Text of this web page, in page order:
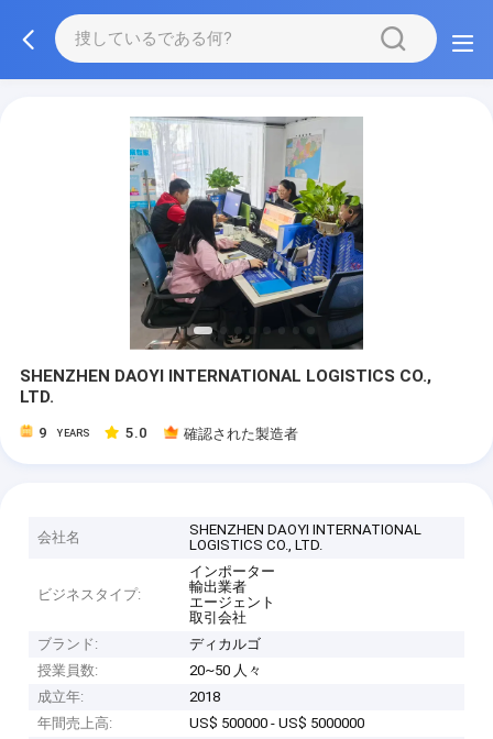
SHENZHEN DAOYI INTERNATIONAL LOGISTICS CO.,
LTD.
9 YEARS 5.0 確認された製造者
会社名
SHENZHEN DAOYI INTERNATIONAL
LOGISTICS CO., LTD.
ビジネスタイプ:
インポーター
輸出業者
エージェント
取引会社
ブランド:
ディカルゴ
授業員数:
20~50 人々
成立年:
2018
年間売上高:
US$ 500000 - US$ 5000000